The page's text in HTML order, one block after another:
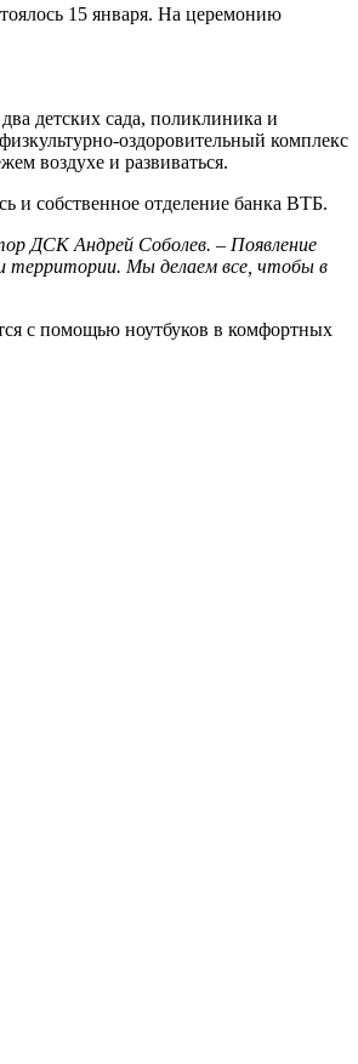
15 января. На церемонию
детских сада, поликлиника и
оздоровительный комплекс
воздухе и развиваться.
и собственное отделение банка ВТБ.
ДСК Андрей Соболев. – Появление
территории. Мы делаем все, чтобы в
с помощью ноутбуков в комфортных